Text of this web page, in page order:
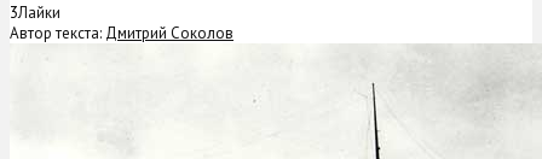
3Лайки
Автор текста: Дмитрий Соколов